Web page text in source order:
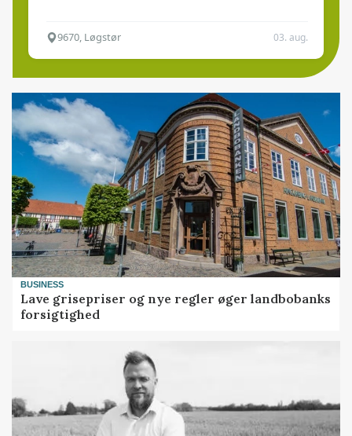
9670, Løgstør 03. aug.
BUSINESS
Lave grisepriser og nye regler øger landbobanks
forsigtighed